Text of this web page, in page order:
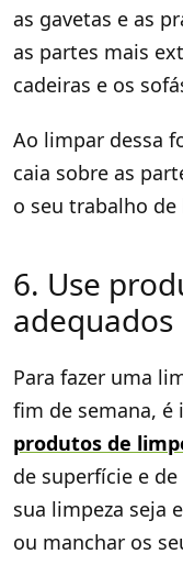
as gavetas e as
as partes mais
cadeiras e os
Ao limpar dessa
caia sobre as
o seu trabalho de
6. Use
adequados
Para fazer uma
fim de semana,
produtos de
de superfície e
sua limpeza seja
ou manchar os